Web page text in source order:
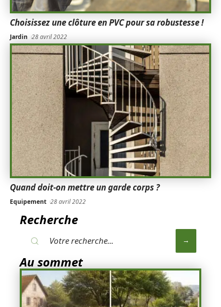
Choisissez une clôture en PVC pour sa robustesse !
Jardin 28 avril 2022
Quand doit-on mettre un garde corps ?
Equipement 28 avril 2022
Recherche
Au sommet